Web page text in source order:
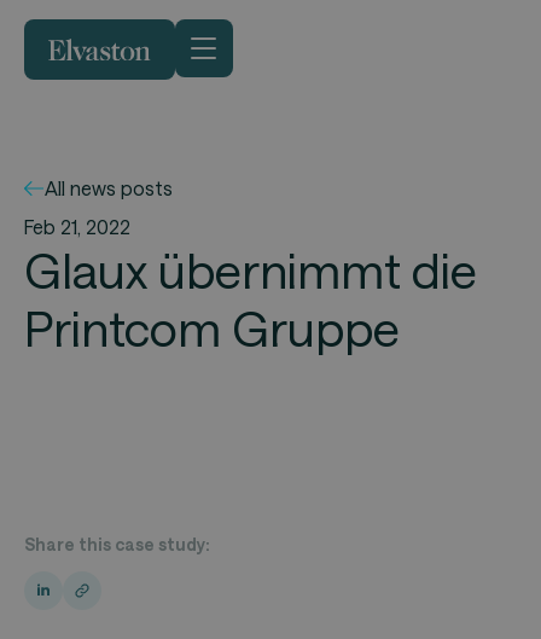
All news posts
Feb 21, 2022
Glaux übernimmt die
Printcom Gruppe
Share this case study: